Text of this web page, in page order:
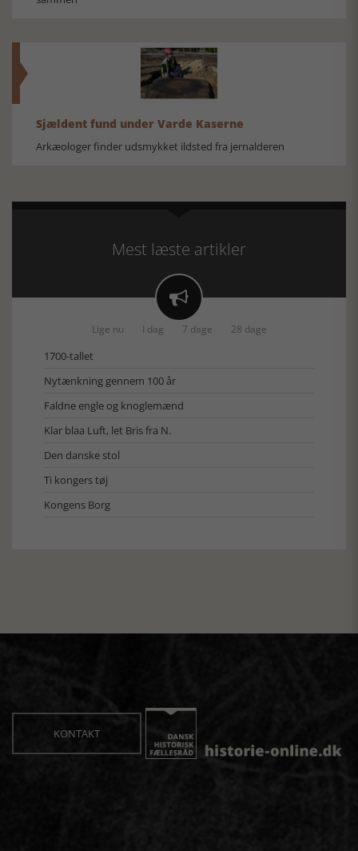
Sjældent fund under Varde Kaserne
Arkæologer finder udsmykket ildsted fra jernalderen
Mest læste artikler

Lige nu I dag 7 dage 28 dage
1700-tallet
Nytænkning gennem 100 år
Faldne engle og knoglemænd
Klar blaa Luft, let Bris fra N.
Den danske stol
Ti kongers tøj
Kongens Borg
KONTAKT